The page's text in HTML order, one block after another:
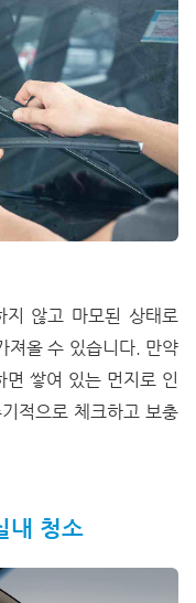
지 않고 마모된 상태로
져올 수 있습니다. 만약
쌓여 있는 먼지로 인
적으로 체크하고 보충
내 청소